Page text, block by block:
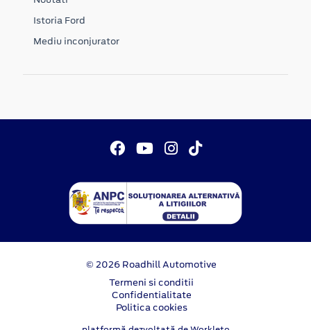
Istoria Ford
Mediu inconjurator
© 2026 Roadhill Automotive
Termeni si conditii
Confidentialitate
Politica cookies